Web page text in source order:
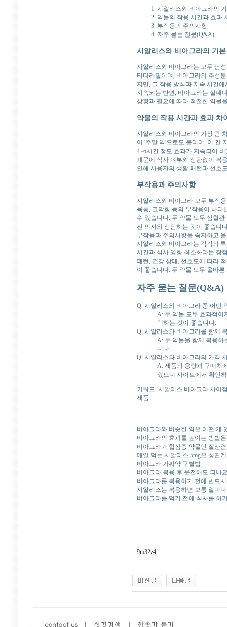
시알리스와 비아그라의
약물의 작용 시간과 효과
부작용과 주의사항
자주 묻는 질문(Q&A)
시알리스와 비아그라의 기
시알리스와 비아그라는 모두 남
타다라필이며, 비아그라의 주성
지만, 그 작용 방식과 지속 시간
지속되는 반면, 비아그라는 실데
상황과 필요에 따라 적절한 약물
약물의 작용 시간과 효과 차
시알리스와 비아그라의 가장 큰
어 '주말 약'으로도 불리며, 이 긴
4~6시간 정도 효과가 지속되어
때문에 식사 여부와 상관없이 복
인해 사용자의 생활 패턴과 선호
부작용과 주의사항
시알리스와 비아그라 모두 부작
육통, 코막힘 등의 부작용이 나타
수 있습니다. 두 약물 모두 심혈
전 의사와 상담하는 것이 좋습니
부작용과 주의사항을 숙지하고
시알리스와 비아그라는 각각의
시간과 식사 영향 최소화라는 장
패턴, 건강 상태, 선호도에 따라
이 좋습니다. 두 약물 모두 올바
자주 묻는 질문(Q&A)
Q: 시알리스와 비아그라 중 어떤
A: 두 약물 모두 효과적이
택하는 것이 좋습니다.
Q: 시알리스와 비아그라를 함께
A: 두 약물을 함께 복용하
니다.
Q: 시알리스와 비아그라의 가격
A: 제품의 용량과 구매처
있으니 사이트에서 확인
키워드: 시알리스 비아그라 차이
제품
비아그라와 비슷한 약은 어떤 게
비아그라의 효과를 높이는 방법은
비아그라가 협심증 약물인 질산
매일 먹는 시알리스 5mg은 성관
비아그라 가짜약 구별법
비아그라 복용 후 운전해도 되나
비아그라를 복용하기 전에 반드
시알리스는 복용하면 보통 얼마
비아그라를 먹기 전에 식사를 하
9m32z4